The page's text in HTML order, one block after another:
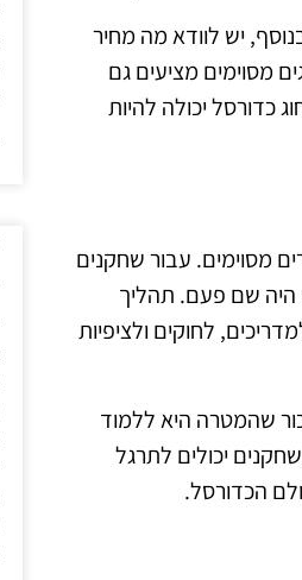
יש לוודא מה מחיר
מסוימים מציעים גם
יכולה להיות
מסוימים. עבור שחקנים
היה שם פעם. תהליך
לחוקים ולציפיות
שהמטרה היא ללמוד
יכולים לתרגל
הכדורסל.